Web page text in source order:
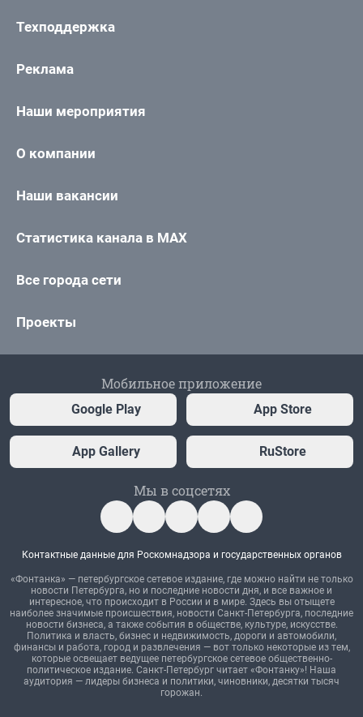
Техподдержка
Реклама
Наши мероприятия
О компании
Наши вакансии
Статистика канала в MAX
Все города сети
Проекты
Мобильное приложение
Google Play App Store
App Gallery RuStore
Мы в соцсетях
Контактные данные для Роскомнадзора и государственных органов
«Фонтанка» — петербургское сетевое издание, где можно найти не только
новости Петербурга, но и последние новости дня, и все важное и
интересное, что происходит в России и в мире. Здесь вы отыщете
наиболее значимые происшествия, новости Санкт-Петербурга, последние
новости бизнеса, а также события в обществе, культуре, искусстве.
Политика и власть, бизнес и недвижимость, дороги и автомобили,
финансы и работа, город и развлечения — вот только некоторые из тем,
которые освещает ведущее петербургское сетевое общественно-
политическое издание. Санкт-Петербург читает «Фонтанку»! Наша
аудитория — лидеры бизнеса и политики, чиновники, десятки тысяч
горожан.